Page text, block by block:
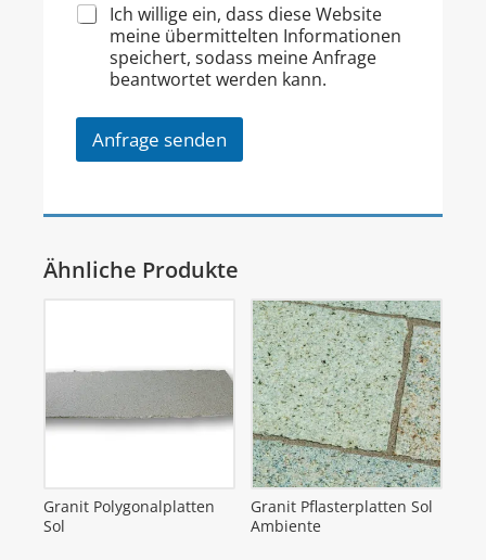
Ich willige ein, dass diese Website
meine übermittelten Informationen
speichert, sodass meine Anfrage
beantwortet werden kann.
Anfrage senden
Ähnliche Produkte
Granit Polygonalplatten
Sol
Granit Pflasterplatten Sol
Ambiente